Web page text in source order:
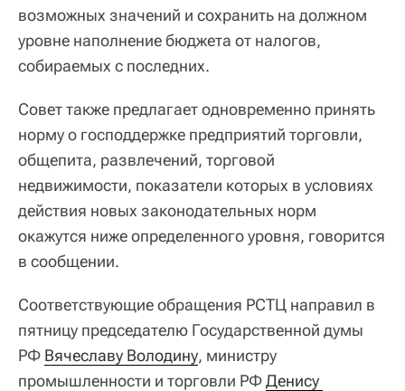
возможных значений и сохранить на должном
уровне наполнение бюджета от налогов,
собираемых с последних.
Совет также предлагает одновременно принять
норму о господдержке предприятий торговли,
общепита, развлечений, торговой
недвижимости, показатели которых в условиях
действия новых законодательных норм
окажутся ниже определенного уровня, говорится
в сообщении.
Соответствующие обращения РСТЦ направил в
пятницу председателю Государственной думы
РФ Вячеславу Володину, министру
промышленности и торговли РФДенису